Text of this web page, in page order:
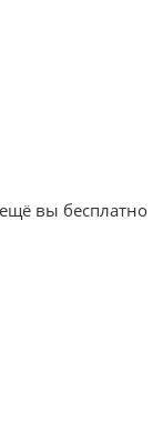
вы бесплатно